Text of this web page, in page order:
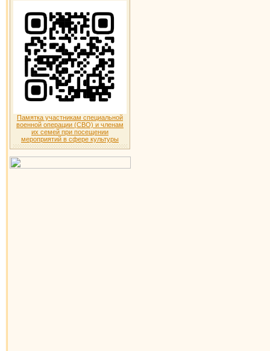
Памятка участникам специальной
военной операции (СВО) и членам
их семей при посещении
мероприятий в сфере культуры